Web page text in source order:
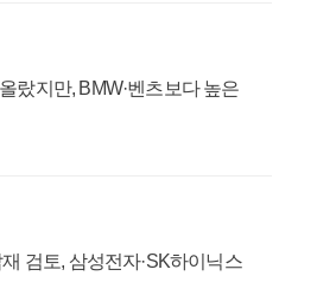
랐지만, BMW·벤츠보다 높은
검토, 삼성전자·SK하이닉스